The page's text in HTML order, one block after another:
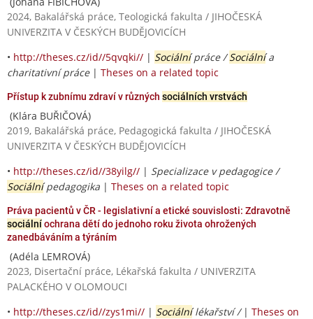
2024, Bakalářská práce, Teologická fakulta / JIHOČESKÁ
UNIVERZITA V ČESKÝCH BUDĚJOVICÍCH
• http://theses.cz/id//5qvqki// | Sociálnípráce /Sociálnía
charitativní práce| Theses on a related topic
Přístup k zubnímu zdraví v různých sociálních vrstvách
(Klára BUŘIČOVÁ)
2019, Bakalářská práce, Pedagogická fakulta / JIHOČESKÁ
UNIVERZITA V ČESKÝCH BUDĚJOVICÍCH
• http://theses.cz/id//38yilg// | Specializace v pedagogice /
Sociálnípedagogika | Theses on a related topic
Práva pacientů v ČR - legislativní a etické souvislosti: Zdravotně
sociálníochrana dětí do jednoho roku života ohrožených
zanedbáváním a týráním
(Adéla LEMROVÁ)
2023, Disertační práce, Lékařská fakulta / UNIVERZITA
PALACKÉHO V OLOMOUCI
• http://theses.cz/id//zys1mi// | Sociálnílékařství / | Theses on